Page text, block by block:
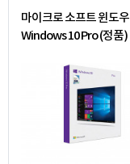
마이크로 소프트 윈도우
Windows 10 Pro (정품)